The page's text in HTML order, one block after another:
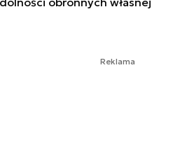
Reklama